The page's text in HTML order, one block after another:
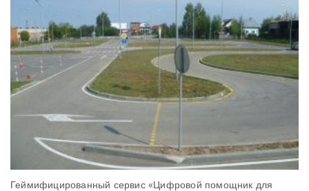
Геймифицированный сервис «Цифровой помощник для